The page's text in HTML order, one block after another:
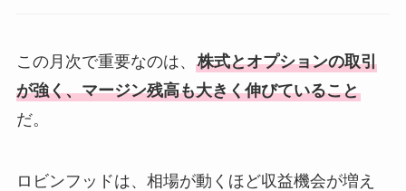
この月次で重要なのは、 株式とオプションの取引
が強く、マージン残高も大きく伸びていること
だ。
ロビンフッドは、相場が動くほど収益機会が増え